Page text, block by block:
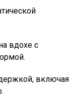
вдохе с
включая